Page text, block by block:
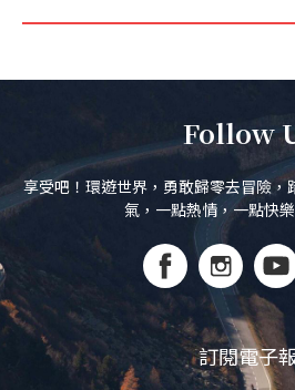
Follow
享受吧！環遊世界，勇敢歸零去冒險，
氣，一點熱情，一點快
訂閱電子